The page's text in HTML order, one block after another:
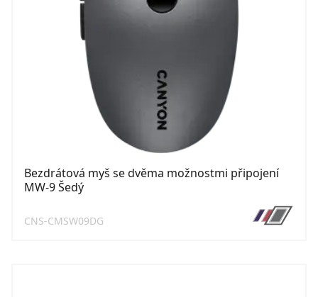
Bezdrátová myš se dvěma možnostmi připojení
MW-9 Šedý
CNS-CMSW09DG